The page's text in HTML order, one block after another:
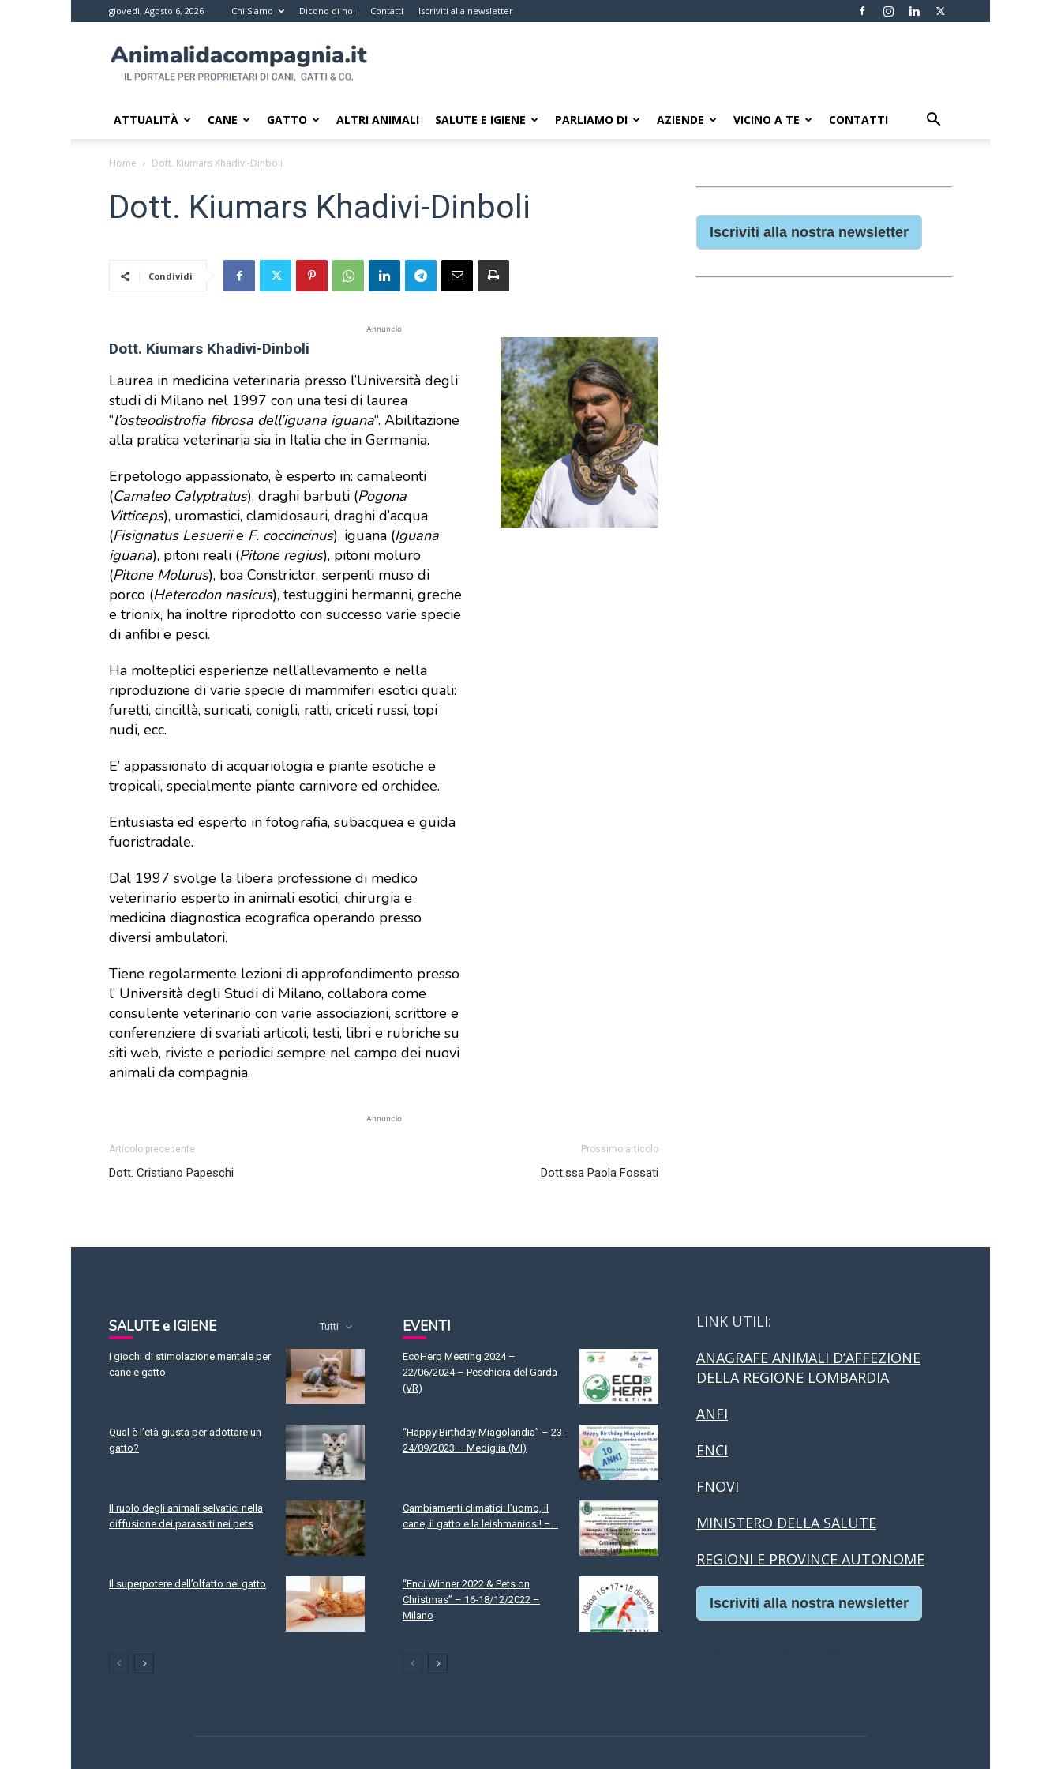
giovedì, Agosto 6, 2026 Chi Siamo Dicono di noi Contatti Iscriviti alla newsletter
da
compagnia
Il
i
di
ATTUALITÀ CANE GATTO ALTRI ANIMALI SALUTE E IGIENE PARLIAMO DI AZIENDE VICINO A TE CONTATTI
Home Dott. Kiumars Khadivi-Dinboli
Dott. Kiumars Khadivi-Dinboli
Condividi
Annuncio
Dott. Kiumars Khadivi-Dinboli
Laurea in medicina veterinaria presso l’Università degli
studi di Milano nel 1997 con una tesi di laurea
“l’osteodistrofia fibrosa dell’iguana iguana“. Abilitazione
alla pratica veterinaria sia in Italia che in Germania.
Erpetologo appassionato, è esperto in: camaleonti
(Camaleo Calyptratus), draghi barbuti (Pogona
Vitticeps), uromastici, clamidosauri, draghi d’acqua
(Fisignatus Lesueriie F. coccincinus), iguana (Iguana
iguana), pitoni reali (Pitone regius), pitoni moluro
(Pitone Molurus), boa Constrictor, serpenti muso di
porco (Heterodon nasicus), testuggini hermanni, greche
e trionix, ha inoltre riprodotto con successo varie specie
di anfibi e pesci.
Ha molteplici esperienze nell’allevamento e nella
riproduzione di varie specie di mammiferi esotici quali:
furetti, cincillà, suricati, conigli, ratti, criceti russi, topi
nudi, ecc.
E’ appassionato di acquariologia e piante esotiche e
tropicali, specialmente piante carnivore ed orchidee.
Entusiasta ed esperto in fotografia, subacquea e guida
fuoristradale.
Dal 1997 svolge la libera professione di medico
veterinario esperto in animali esotici, chirurgia e
medicina diagnostica ecografica operando presso
diversi ambulatori.
Tiene regolarmente lezioni di approfondimento presso
l’ Università degli Studi di Milano, collabora come
consulente veterinario con varie associazioni, scrittore e
conferenziere di svariati articoli, testi, libri e rubriche su
siti web, riviste e periodici sempre nel campo dei nuovi
animali da compagnia.
Annuncio
Articolo precedente
Dott. Cristiano Papeschi
Prossimo articolo
Dott.ssa Paola Fossati
Iscriviti alla nostra newsletter
SALUTE e IGIENE Tutti
I giochi di stimolazione mentale per
cane e gatto
Qual è l’età giusta per adottare un
gatto?
Il ruolo degli animali selvatici nella
diffusione dei parassiti nei pets
Il superpotere dell’olfatto nel gatto
EVENTI
EcoHerp Meeting 2024 –
22/06/2024 – Peschiera del Garda
(VR)
“Happy Birthday Miagolandia” – 23-
24/09/2023 – Mediglia (MI)
Cambiamenti climatici: l’uomo, il
cane, il gatto e la leishmaniosi! –...
“Enci Winner 2022 & Pets on
Christmas” – 16-18/12/2022 –
Milano
LINK UTILI:
ANAGRAFE ANIMALI D’AFFEZIONE
DELLA REGIONE LOMBARDIA
ANFI
ENCI
FNOVI
MINISTERO DELLA SALUTE
REGIONI E PROVINCE AUTONOME
Iscriviti alla nostra newsletter